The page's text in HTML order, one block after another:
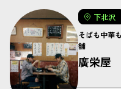
下北沢
そばも中華
舗
廣栄屋